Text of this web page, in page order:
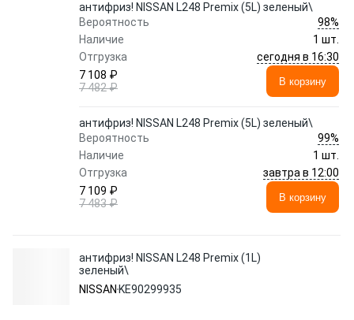
антифриз! NISSAN L248 Premix (5L) зеленый\
Вероятность
98%
Наличие
1 шт.
Отгрузка
сегодня в 16:30
7 108 ₽
7 482 ₽
В корзину
антифриз! NISSAN L248 Premix (5L) зеленый\
Вероятность
99%
Наличие
1 шт.
Отгрузка
завтра в 12:00
7 109 ₽
7 483 ₽
В корзину
антифриз! NISSAN L248 Premix (1L)
зеленый\
NISSAN KE90299935